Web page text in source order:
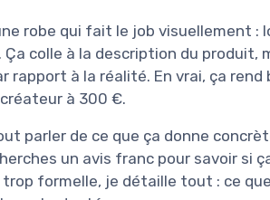
robe qui fait le job visuellement :
colle à la description du produit,
rapport à la réalité. En vrai, ça rend
à 300 €.
parler de ce que ça donne
un avis franc pour savoir si
formelle, je détaille tout : ce